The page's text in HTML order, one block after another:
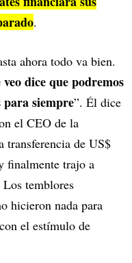
.
ahora todo va bien.
dice que podremos
siempre”. Él dice
el CEO de la
transferencia de US$
finalmente trajo a
temblores
hicieron nada para
el estímulo de